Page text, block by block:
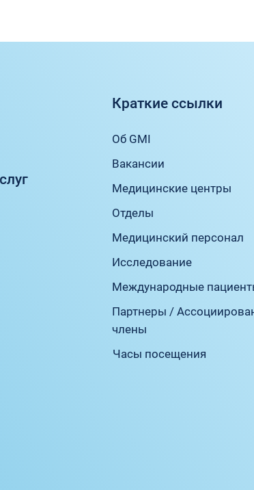
Краткие ссылки
Об GMI
Вакансии
Медицинские центры
Отделы
Медицинский персонал
Исследование
Международные
Партнеры /
члены
Часы посещения